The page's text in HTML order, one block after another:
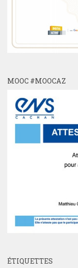
MOOC #MOOCAZ
ÉTIQUETTES